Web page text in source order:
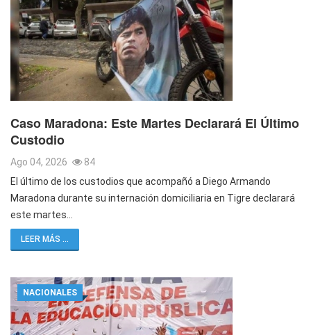
Caso Maradona: Este Martes Declarará El Último
Custodio
Ago 04, 2026
84
El último de los custodios que acompañó a Diego Armando
Maradona durante su internación domiciliaria en Tigre declarará
este martes…
LEER MÁS ...
NACIONALES